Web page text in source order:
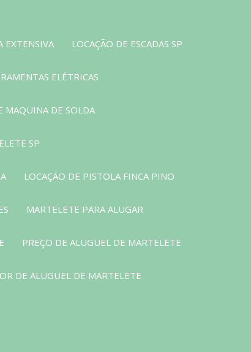
EXTENSIVA LOCAÇÃO DE ESCADAS SP
ELÉTRICAS
MAQUINA DE SOLDA
SP
LOCAÇÃO DE PISTOLA FINCA PINO
MARTELETE PARA ALUGAR
PREÇO DE ALUGUEL DE MARTELETE
DE ALUGUEL DE MARTELETE